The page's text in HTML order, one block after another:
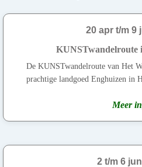
20 apr t/m 9
KUNSTwandelroute
De KUNSTwandelroute van Het
prachtige landgoed Enghuizen in
Meer
2 t/m 6